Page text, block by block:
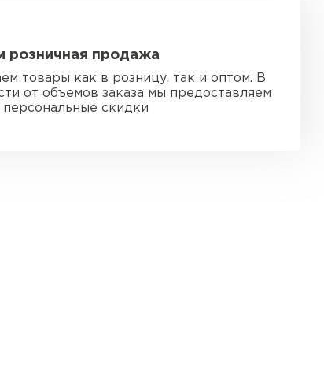
розничная продажа
товары как в розницу, так и оптом. В
от объемов заказа мы предоставляем
персональные скидки